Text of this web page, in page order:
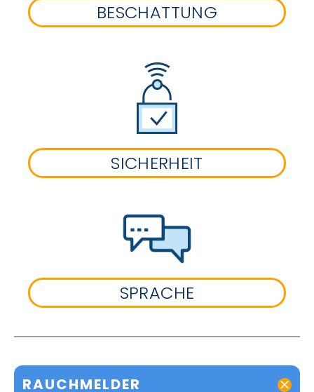
BESCHATTUNG
SICHERHEIT
SPRACHE
RAUCHMELDER